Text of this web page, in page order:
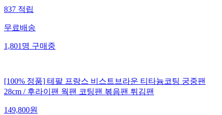
837 적립
무료배송
1,801 명 구매중
[100% 정품] 테팔 프랑스 비스트브라운 티타늄코팅 궁중팬
28cm / 후라이팬 웍팬 코팅팬 볶음팬 튀김팬
149,800원